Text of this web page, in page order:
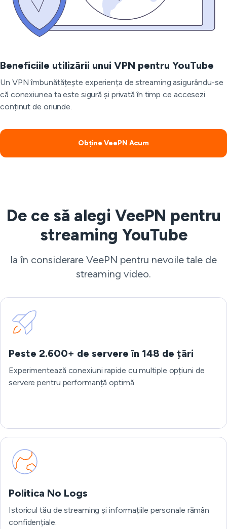
Beneficiile utilizării unui VPN pentru YouTube
Un VPN îmbunătățește experiența de streaming asigurându-se
că conexiunea ta este sigură și privată în timp ce accesezi
conținut de oriunde.
Obține VeePN Acum
De ce să alegi VeePN pentru
streaming YouTube
Ia în considerare VeePN pentru nevoile tale de
streaming video.
Peste 2.600+ de servere în 148 de țări
Experimentează conexiuni rapide cu multiple opțiuni de
servere pentru performanță optimă.
Politica No Logs
Istoricul tău de streaming și informațiile personale rămân
confidențiale.